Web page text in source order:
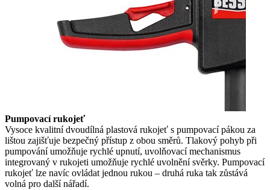
Pumpovací rukojeť
Vysoce kvalitní dvoudílná plastová rukojeť s pumpovací pákou za
lištou zajišťuje bezpečný přístup z obou směrů. Tlakový pohyb při
pumpování umožňuje rychlé upnutí, uvolňovací mechanismus
integrovaný v rukojeti umožňuje rychlé uvolnění svěrky. Pumpovací
rukojeť lze navíc ovládat jednou rukou – druhá ruka tak zůstává
volná pro další nářadí.